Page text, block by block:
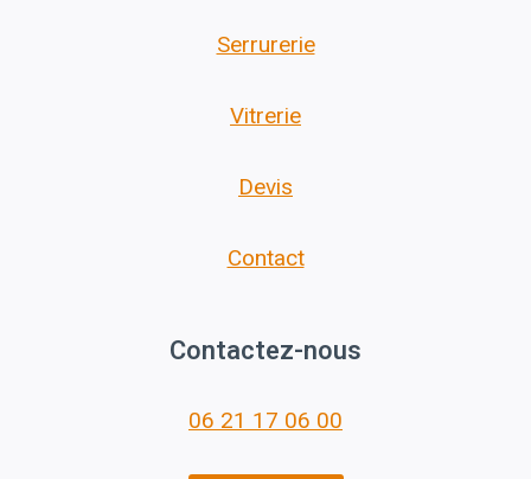
Serrurerie
Vitrerie
Devis
Contact
Contactez-nous
06 21 17 06 00